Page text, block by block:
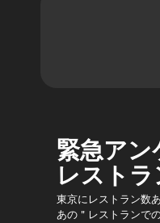
緊急アン
レストラ
東京にレストラン数
あの＂レストランで